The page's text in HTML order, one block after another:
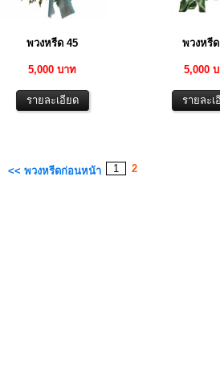
พวงหรีด 45
5,000 บาท
พวงหรี
5,000
<< พวงหรีดก่อนหน้า 1 2